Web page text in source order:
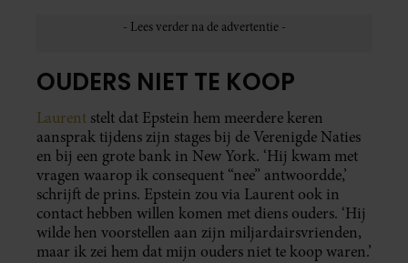
OUDERS NIET TE KOOP
Laurent stelt dat Epstein hem meerdere keren
aansprak tijdens zijn stages bij de Verenigde Naties
en bij een grote bank in New York. ‘Hij kwam met
vragen waarop ik consequent “nee” antwoordde,’
schrijft de prins. Epstein zou via Laurent ook in
contact hebben willen komen met diens ouders. ‘Hij
wilde hen voorstellen aan zijn miljardairsvrienden,
maar ik zei hem dat mijn ouders niet te koop waren.’